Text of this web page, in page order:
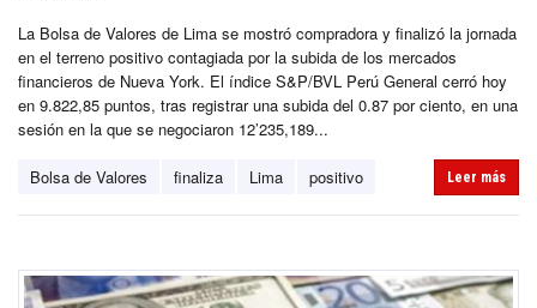
La Bolsa de Valores de Lima se mostró compradora y finalizó la jornada
en el terreno positivo contagiada por la subida de los mercados
financieros de Nueva York. El índice S&P/BVL Perú General cerró hoy
en 9.822,85 puntos, tras registrar una subida del 0.87 por ciento, en una
sesión en la que se negociaron 12’235,189...
Bolsa de Valores finaliza Lima positivo Leer más